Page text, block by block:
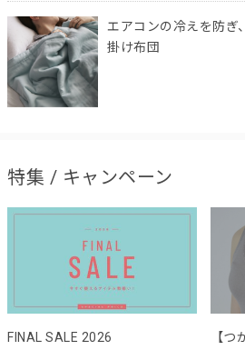
エアコンの冷えを防ぎ
掛け布団
特集 / キャンペーン
FINAL SALE 2026
【つ